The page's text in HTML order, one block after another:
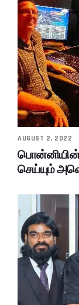
AUGUST 2, 2022
பொன்னியின்
செய்யும்